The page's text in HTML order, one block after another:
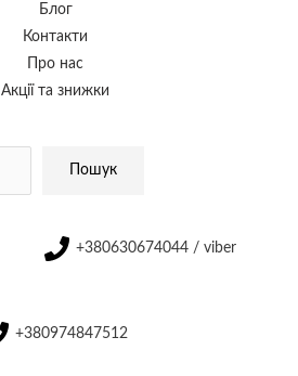
Блог
Контакти
Про нас
Акції та знижки
Пошук
+380630674044 / viber
+380974847512